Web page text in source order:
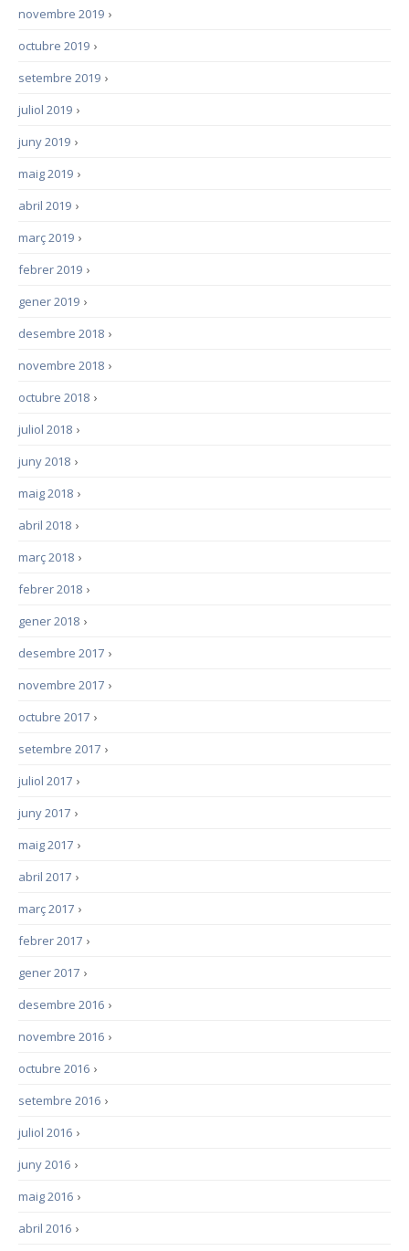
›
novembre 2019
›
octubre 2019
›
setembre 2019
›
juliol 2019
›
juny 2019
›
maig 2019
›
abril 2019
›
març 2019
›
febrer 2019
›
gener 2019
›
desembre 2018
›
novembre 2018
›
octubre 2018
›
juliol 2018
›
juny 2018
›
maig 2018
›
abril 2018
›
març 2018
›
febrer 2018
›
gener 2018
›
desembre 2017
›
novembre 2017
›
octubre 2017
›
setembre 2017
›
juliol 2017
›
juny 2017
›
maig 2017
›
abril 2017
›
març 2017
›
febrer 2017
›
gener 2017
›
desembre 2016
›
novembre 2016
›
octubre 2016
›
setembre 2016
›
juliol 2016
›
juny 2016
›
maig 2016
›
abril 2016